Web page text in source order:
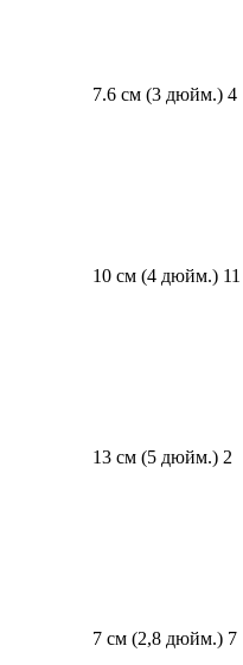
7.6 см (3 дюйм.) 4
10 см (4 дюйм.) 11
13 см (5 дюйм.) 2
7 см (2,8 дюйм.) 7